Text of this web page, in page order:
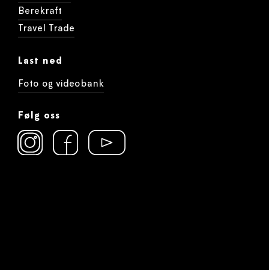
Berekraft
Travel Trade
Last ned
Foto og videobank
Følg oss